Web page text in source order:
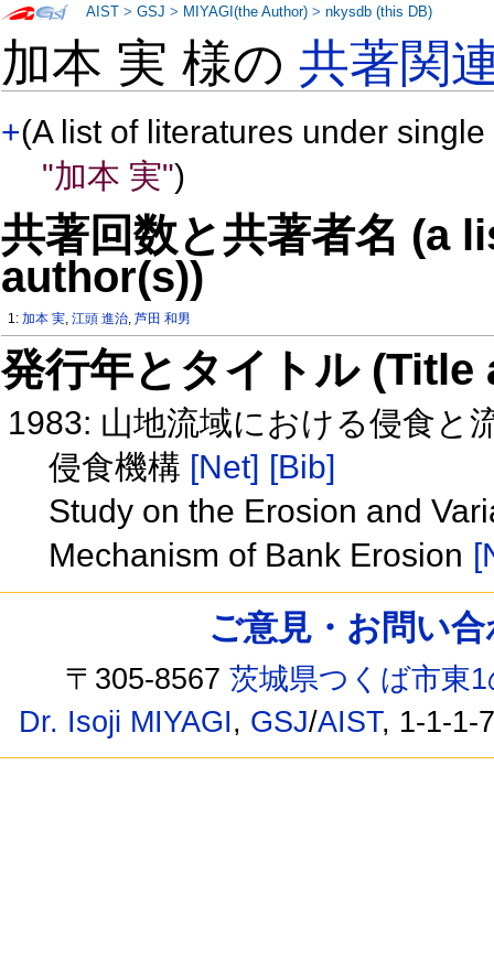
加本 実 様の共著関
+(A list of literatures under
"加本 実")
共著回数と共著者名 (a
author(s))
1:加本 実,江頭 進治,芦田 和男
発行年とタイトル
1983: 山地流域における侵食と
侵食機構 [Net] [Bib]
Study on the Erosion and
Mechanism of Bank Erosion
AIST >GSJ > MIYAGI(the Author) >nkysdb (this DB)
ご意見・お問い
〒305-8567茨城県つくば市東
Dr. Isoji MIYAGI, GSJ/AIST, 1-1-1-